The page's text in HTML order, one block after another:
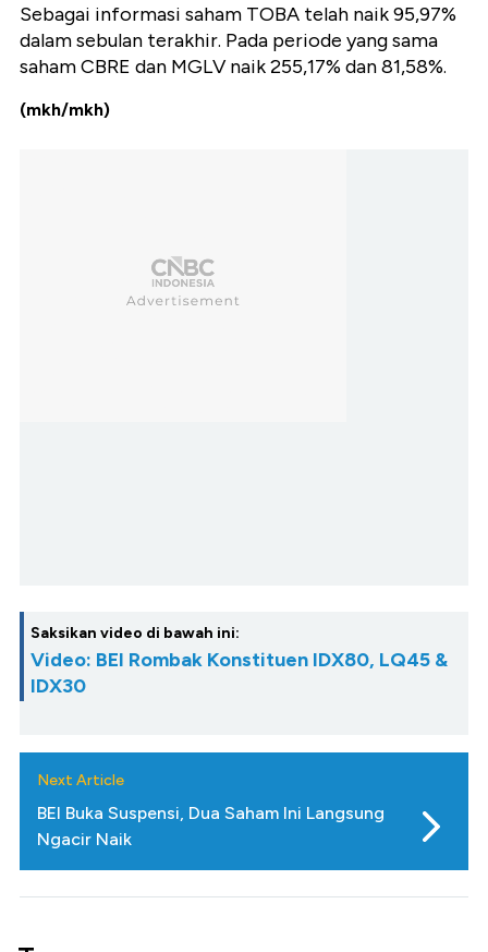
Sebagai informasi saham TOBA telah naik 95,97%
dalam sebulan terakhir. Pada periode yang sama
saham CBRE dan MGLV naik 255,17% dan 81,58%.
(mkh/mkh)
Saksikan video di bawah ini:
Video: BEI Rombak Konstituen IDX80, LQ45 &
IDX30
Next Article
BEI Buka Suspensi, Dua Saham Ini Langsung
Ngacir Naik